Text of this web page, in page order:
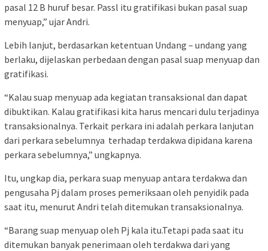
pasal 12 B huruf besar. Passl itu gratifikasi bukan pasal suap
menyuap,” ujar Andri.
Lebih lanjut, berdasarkan ketentuan Undang – undang yang
berlaku, dijelaskan perbedaan dengan pasal suap menyuap dan
gratifikasi.
“Kalau suap menyuap ada kegiatan transaksional dan dapat
dibuktikan. Kalau gratifikasi kita harus mencari dulu terjadinya
transaksionalnya. Terkait perkara ini adalah perkara lanjutan
dari perkara sebelumnya terhadap terdakwa dipidana karena
perkara sebelumnya,” ungkapnya.
Itu, ungkap dia, perkara suap menyuap antara terdakwa dan
pengusaha Pj dalam proses pemeriksaan oleh penyidik pada
saat itu, menurut Andri telah ditemukan transaksionalnya.
“Barang suap menyuap oleh Pj kala itu.Tetapi pada saat itu
ditemukan banyak penerimaan oleh terdakwa dari yang